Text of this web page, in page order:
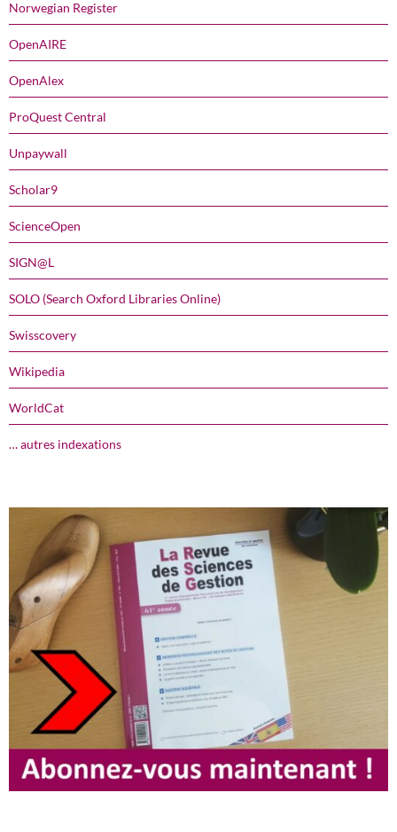
Norwegian Register
OpenAIRE
OpenAlex
ProQuest Central
Unpaywall
Scholar9
ScienceOpen
SIGN@L
SOLO (Search Oxford Libraries Online)
Swisscovery
Wikipedia
WorldCat
… autres indexations